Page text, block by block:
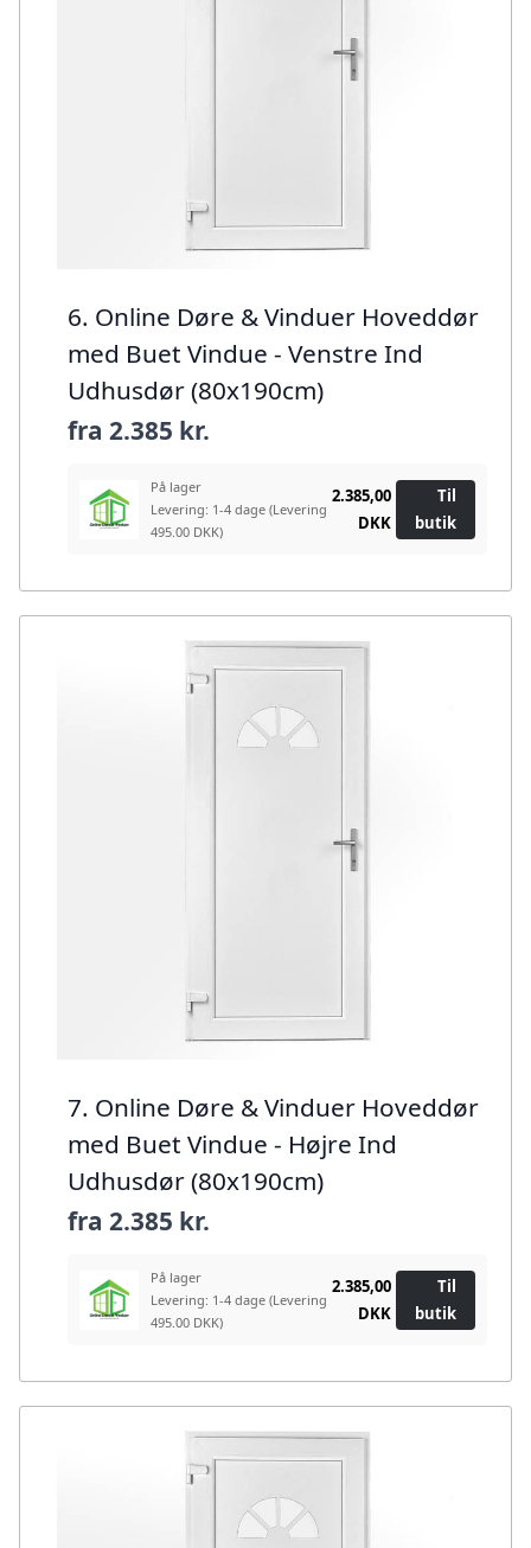
6. Online Døre & Vinduer Hoveddør
med Buet Vindue - Venstre Ind
Udhusdør (80x190cm)
fra 2.385 kr.
På lager
Levering: 1-4 dage (Levering
495.00 DKK)
2.385,00
DKK
Til
butik
7. Online Døre & Vinduer Hoveddør
med Buet Vindue - Højre Ind
Udhusdør (80x190cm)
fra 2.385 kr.
På lager
Levering: 1-4 dage (Levering
495.00 DKK)
2.385,00
DKK
Til
butik